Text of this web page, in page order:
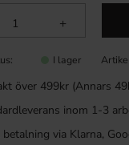
+
I lager
över 499kr (Annars
inom 1-3
betalning via Klarna,